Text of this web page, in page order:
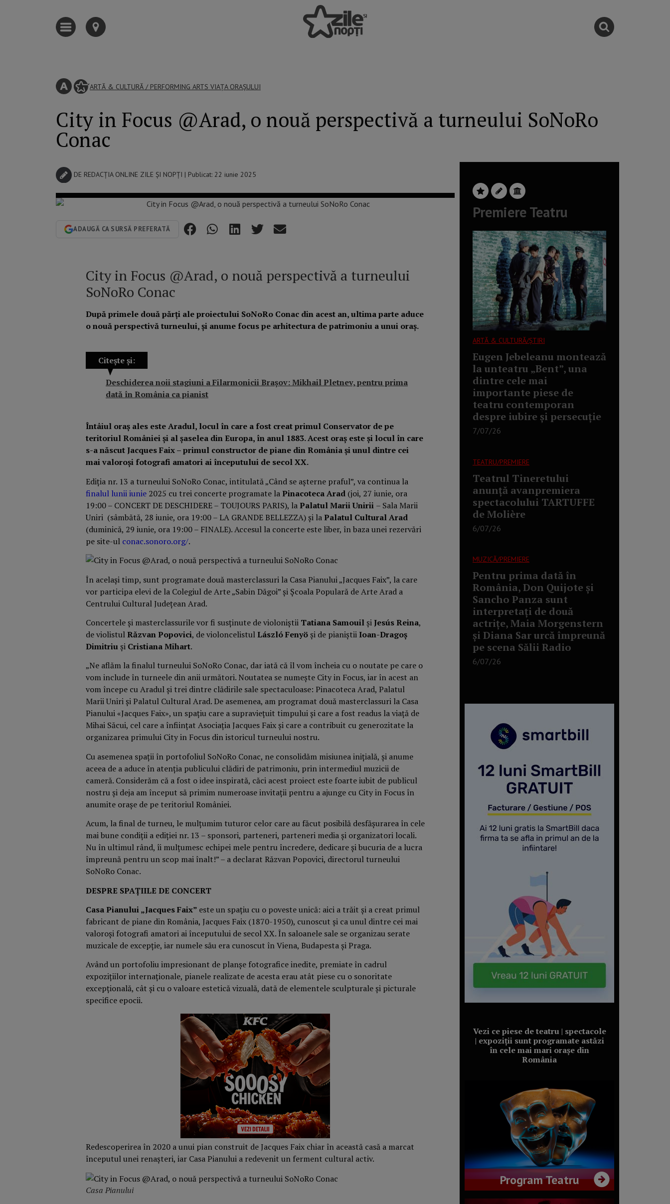
ARTĂ & CULTURĂ / PERFORMING ARTS VIAȚA ORAȘULUI
City in Focus @Arad, o nouă perspectivă a turneului SoNoRo
Conac
DE REDACȚIA ONLINE ZILE ȘI NOPȚI | Publicat: 22 iunie 2025
ADAUGĂ CA SURSĂ PREFERATĂ
City in Focus @Arad, o nouă perspectivă a turneului
SoNoRo Conac
După primele două părți ale proiectului SoNoRo Conac din acest an, ultima parte aduce
o nouă perspectivă turneului, și anume focus pe arhitectura de patrimoniu a unui oraș.
Citește și:
Deschiderea noii stagiuni a Filarmonicii Brașov: Mikhail Pletnev, pentru prima
dată în România ca pianist
Întâiul oraș ales este Aradul, locul în care a fost creat primul Conservator de pe
teritoriul României și al șaselea din Europa, în anul 1883. Acest oraș este și locul în care
s-a născut Jacques Faix – primul constructor de piane din România și unul dintre cei
mai valoroși fotografi amatori ai începutului de secol XX.
Ediția nr. 13 a turneului SoNoRo Conac, intitulată „Când se așterne praful”, va continua la
finalul lunii iunie 2025 cu trei concerte programate laPinacoteca Arad (joi, 27 iunie, ora
19:00 – CONCERT DE DESCHIDERE – TOUJOURS PARIS), laPalatul Marii Unirii – Sala Marii
Uniri (sâmbătă, 28 iunie, ora 19:00 – LA GRANDE BELLEZZA) și laPalatul Cultural Arad
(duminică, 29 iunie, ora 19:00 – FINALE). Accesul la concerte este liber, în baza unei rezervări
pe site-ul conac.sonoro.org/.
În același timp, sunt programate două masterclassuri la Casa Pianului „Jacques Faix”, la care
vor participa elevi de la Colegiul de Arte „Sabin Dăgoi” și Şcoala Populară de Arte Arad a
Centrului Cultural Județean Arad.
Concertele și masterclassurile vor fi susținute de violoniștii Tatiana Samouil șiJesús Reina,
de violistulRăzvan Popovici, de violoncelistulLászló Fenyö și de pianiștiiIoan-Dragoș
Dimitriu și Cristiana Mihart.
„Ne aflăm la finalul turneului SoNoRo Conac, dar iată că îl vom încheia cu o noutate pe care o
vom include în turneele din anii următori. Noutatea se numește City in Focus, iar în acest an
vom începe cu Aradul și trei dintre clădirile sale spectaculoase: Pinacoteca Arad, Palatul
Marii Uniri și Palatul Cultural Arad. De asemenea, am programat două masterclassuri la Casa
Pianului «Jacques Faix», un spațiu care a supraviețuit timpului și care a fost readus la viață de
Mihai Săcui, cel care a înființat Asociația Jacques Faix și care a contribuit cu generozitate la
organizarea primului City in Focus din istoricul turneului nostru.
Cu asemenea spații în portofoliul SoNoRo Conac, ne consolidăm misiunea inițială, și anume
aceea de a aduce în atenția publicului clădiri de patrimoniu, prin intermediul muzicii de
cameră. Considerăm că a fost o idee inspirată, căci acest proiect este foarte iubit de publicul
nostru și deja am început să primim numeroase invitații pentru a ajunge cu City in Focus în
anumite orașe de pe teritoriul României.
Acum, la final de turneu, le mulțumim tuturor celor care au făcut posibilă desfășurarea în cele
mai bune condiții a ediției nr. 13 – sponsori, parteneri, parteneri media și organizatori locali.
Nu în ultimul rând, îi mulțumesc echipei mele pentru încredere, dedicare și bucuria de a lucra
împreună pentru un scop mai înalt!” – a declarat Răzvan Popovici, directorul turneului
SoNoRo Conac.
DESPRE SPAȚIILE DE CONCERT
Casa Pianului „Jacques Faix” este un spațiu cu o poveste unică: aici a trăit și a creat primul
fabricant de piane din România, Jacques Faix (1870-1950), cunoscut și ca unul dintre cei mai
valoroși fotografi amatori ai începutului de secol XX. În saloanele sale se organizau serate
muzicale de excepție, iar numele său era cunoscut în Viena, Budapesta și Praga.
Având un portofoliu impresionant de planșe fotografice inedite, premiate în cadrul
expozițiilor internaționale, pianele realizate de acesta erau atât piese cu o sonoritate
excepțională, cât și cu o valoare estetică vizuală, dată de elementele sculpturale şi picturale
specifice epocii.
Redescoperirea în 2020 a unui pian construit de Jacques Faix chiar în această casă a marcat
începutul unei renașteri, iar Casa Pianului a redevenit un ferment cultural activ.
Casa Pianului
Premiere Teatru
ARTĂ & CULTURĂ/ȘTIRI
Eugen Jebeleanu montează
la unteatru „Bent”, una
dintre cele mai
importante piese de
teatru contemporan
despre iubire și persecuție
7/07/26
TEATRU/PREMIERE
Teatrul Tineretului
anunță avanpremiera
spectacolului TARTUFFE
de Molière
6/07/26
MUZICĂ/PREMIERE
Pentru prima dată în
România, Don Quijote și
Sancho Panza sunt
interpretați de două
actrițe, Maia Morgenstern
și Diana Sar urcă împreună
pe scena Sălii Radio
6/07/26
Vezi ce piese de teatru | spectacole
| expoziții sunt programate astăzi
în cele mai mari orașe din
România
Program Teatru